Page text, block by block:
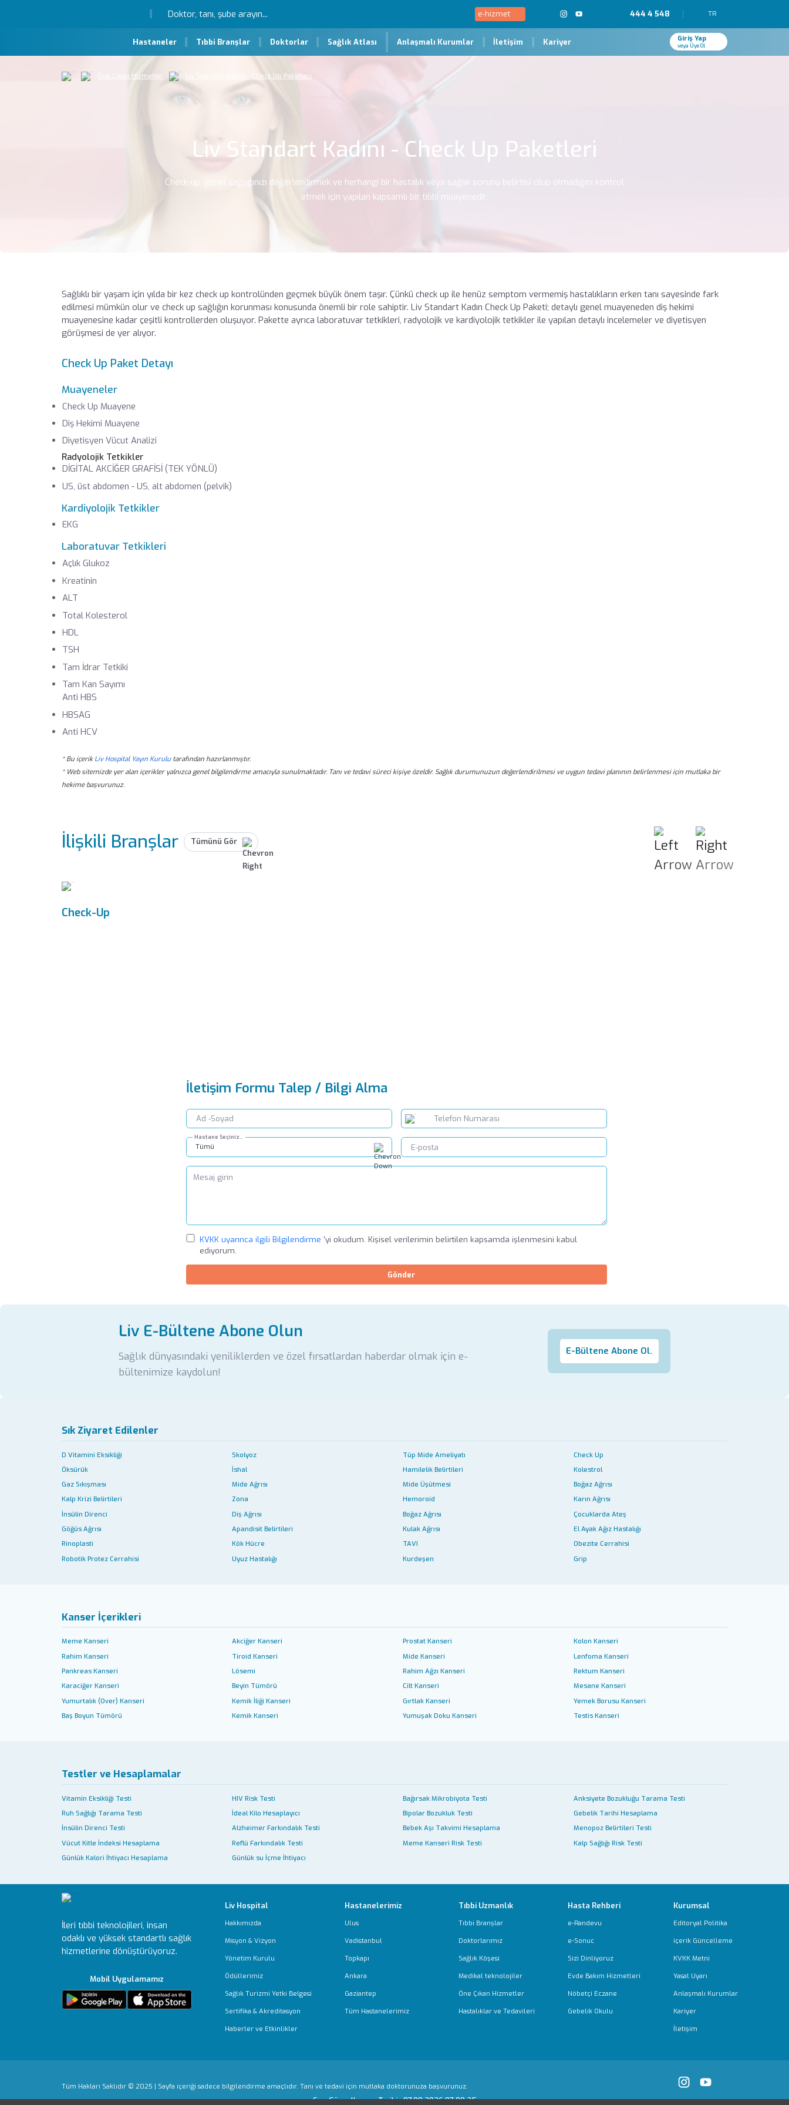
e-hizmet 444 4 548 TR
Hastaneler Tıbbi Branşlar Doktorlar Sağlık Atlası Anlaşmalı Kurumlar İletişim Kariyer Giriş Yap
veya Üye Ol
Öne Çıkan Hizmetler Liv Standart Kadını - Check Up Paketleri
Liv Standart Kadını - Check Up Paketleri
Check-up, genel sağlığınızı değerlendirmek ve herhangi bir hastalık veya sağlık sorunu belirtisi olup olmadığını kontrol
etmek için yapılan kapsamlı bir tıbbi muayenedir.
Sağlıklı bir yaşam için yılda bir kez check up kontrolünden geçmek büyük önem taşır. Çünkü check up ile henüz semptom vermemiş hastalıkların erken tanı sayesinde fark
edilmesi mümkün olur ve check up sağlığın korunması konusunda önemli bir role sahiptir. Liv Standart Kadın Check Up Paketi; detaylı genel muayeneden diş hekimi
muayenesine kadar çeşitli kontrollerden oluşuyor. Pakette ayrıca laboratuvar tetkikleri, radyolojik ve kardiyolojik tetkikler ile yapılan detaylı incelemeler ve diyetisyen
görüşmesi de yer alıyor.
Check Up Paket Detayı
Muayeneler
Check Up Muayene
Diş Hekimi Muayene
Diyetisyen Vücut Analizi
Radyolojik Tetkikler
DİGİTAL AKCİĞER GRAFİSİ (TEK YÖNLÜ)
US, üst abdomen - US, alt abdomen (pelvik)
Kardiyolojik Tetkikler
EKG
Laboratuvar Tetkikleri
Açlık Glukoz
Kreatinin
ALT
Total Kolesterol
HDL
TSH
Tam İdrar Tetkiki
Tam Kan Sayımı
Anti HBS
HBSAG
Anti HCV
* Bu içerik Liv Hospital Yayın Kurulutarafından hazırlanmıştır.
* Web sitemizde yer alan içerikler yalnızca genel bilgilendirme amacıyla sunulmaktadır. Tanı ve tedavi süreci kişiye özeldir. Sağlık durumunuzun değerlendirilmesi ve uygun tedavi planının belirlenmesi için mutlaka bir
hekime başvurunuz.
İlişkili Branşlar Tümünü Gör
Check-Up
İletişim Formu Talep / Bilgi Alma
Hastane Seçiniz..
Tümü
KVKK uyarınca ilgili Bilgilendirme 'yi okudum. Kişisel verilerimin belirtilen kapsamda işlenmesini kabul
ediyorum.
Gönder
Liv E-Bültene Abone Olun
Sağlık dünyasındaki yeniliklerden ve özel fırsatlardan haberdar olmak için e-
bültenimize kaydolun!
E-Bültene Abone Ol.
Sık Ziyaret Edilenler
D Vitamini Eksikliği Skolyoz Tüp Mide Ameliyatı
Check Up
Öksürük
İshal Hamilelik Belirtileri
Kolestrol
Gaz Sıkışması
Mide Ağrısı Mide Üşütmesi
Boğaz Ağrısı
Kalp Krizi Belirtileri
Zona Hemoroid
Karın Ağrısı
İnsülin Direnci
Diş Ağrısı Boğaz Ağrısı
Çocuklarda Ateş
Göğüs Ağrısı
Apandisit Belirtileri Kulak Ağrısı
El Ayak Ağız Hastalığı
Rinoplasti
Kök Hücre TAVI
Obezite Cerrahisi
Robotik Protez Cerrahisi
Uyuz Hastalığı Kurdeşen Grip
Kanser İçerikleri
Meme Kanseri Akciğer Kanseri Prostat Kanseri
Kolon Kanseri
Rahim Kanseri
Tiroid Kanseri Mide Kanseri
Lenfoma Kanseri
Pankreas Kanseri
Lösemi Rahim Ağzı Kanseri
Rektum Kanseri
Karaciğer Kanseri
Beyin Tümörü Cilt Kanseri
Mesane Kanseri
Yumurtalık (Over) Kanseri
Kemik İliği Kanseri Gırtlak Kanseri
Yemek Borusu Kanseri
Baş Boyun Tümörü
Kemik Kanseri Yumuşak Doku Kanseri Testis Kanseri
Testler ve Hesaplamalar
Vitamin Eksikliği Testi HIV Risk Testi Bağırsak Mikrobiyota Testi
Anksiyete Bozukluğu Tarama Testi
Ruh Sağlığı Tarama Testi
İdeal Kilo Hesaplayıcı Bipolar Bozukluk Testi
Gebelik Tarihi Hesaplama
İnsülin Direnci Testi
Alzheimer Farkındalık Testi Bebek Aşı Takvimi Hesaplama
Menopoz Belirtileri Testi
Vücut Kitle İndeksi Hesaplama
Reflü Farkındalık Testi Meme Kanseri Risk Testi
Kalp Sağlığı Risk Testi
Günlük Kalori İhtiyacı Hesaplama
Günlük su İçme İhtiyacı
İleri tıbbi teknolojileri, insan
odaklı ve yüksek standartlı sağlık
hizmetlerine dönüştürüyoruz.
Mobil Uygulamamız
Liv Hospital
Hakkımızda
Misyon & Vizyon
Yönetim Kurulu
Ödüllerimiz
Sağlık Turizmi Yetki Belgesi
Sertifika & Akreditasyon
Haberler ve Etkinlikler
Hastanelerimiz
Ulus
Vadistanbul
Topkapı
Ankara
Gaziantep
Tüm Hastanelerimiz
Tıbbi Uzmanlık
Tıbbi Branşlar
Doktorlarımız
Sağlık Köşesi
Medikal teknolojiler
Öne Çıkan Hizmetler
Hastalıklar ve Tedavileri
Hasta Rehberi
e-Randevu
e-Sonuc
Sizi Dinliyoruz
Evde Bakım Hizmetleri
Nöbetçi Eczane
Gebelik Okulu
Kurumsal
Editoryal Politika
içerik Güncelleme
KVKK Metni
Yasal Uyarı
Anlaşmalı Kurumlar
Kariyer
İletişim
Tüm Hakları Saklıdır © 2025 | Sayfa içeriği sadece bilgilendirme amaçlıdır. Tanı ve tedavi için mutlaka doktorunuza başvurunuz.
Son Güncellenme Tarihi : 07.08.2026 07:00:25